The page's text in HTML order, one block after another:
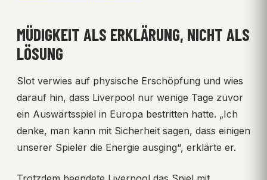
MÜDIGKEIT ALS ERKLÄRUNG, NICHT ALS
LÖSUNG
Slot verwies auf physische Erschöpfung und wies
darauf hin, dass Liverpool nur wenige Tage zuvor
ein Auswärtsspiel in Europa bestritten hatte. „Ich
denke, man kann mit Sicherheit sagen, dass einigen
unserer Spieler die Energie ausging“, erklärte er.